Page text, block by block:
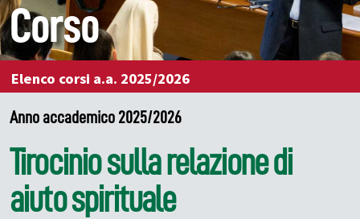
Corso
Elenco corsi a.a. 2025/2026
Anno accademico 2025/2026
Tirocinio sulla relazione di
aiuto spirituale